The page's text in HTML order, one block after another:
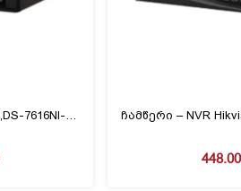
ჩამწერი NVR, Hikvision,DS-7616NI-Q1(D), 1 sata, 16 ch
448.00